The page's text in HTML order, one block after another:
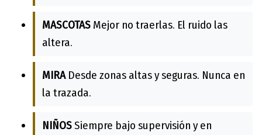
MASCOTAS Mejor no traerlas. El ruido las
altera.
MIRADesde zonas altas y seguras. Nunca en
la trazada.
NIÑOSSiempre bajo supervisión y en